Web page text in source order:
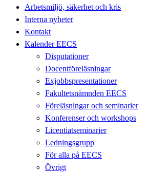
Arbetsmiljö, säkerhet och kris
Interna nyheter
Kontakt
Kalender EECS
Disputationer
Docentföreläsningar
Exjobbspresentationer
Fakultetsnämnden EECS
Föreläsningar och seminarier
Konferenser och workshops
Licentiatseminarier
Ledningsgrupp
För alla på EECS
Övrigt